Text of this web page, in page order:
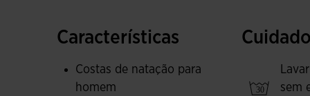
Este top super leve é feito com tecido
criado um fluxo de ar que permite que o suor
Características
Costas de natação para
homem
sem